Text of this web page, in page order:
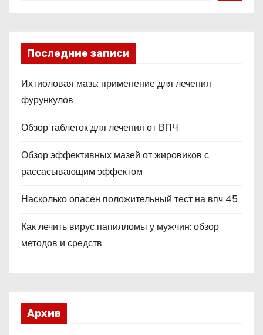
Последние записи
Ихтиоловая мазь: применение для лечения
фурункулов
Обзор таблеток для лечения от ВПЧ
Обзор эффективных мазей от жировиков с
рассасывающим эффектом
Насколько опасен положительный тест на впч 45
Как лечить вирус папилломы у мужчин: обзор
методов и средств
Архив